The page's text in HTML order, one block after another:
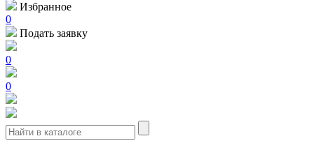
Избранное
0
Подать заявку
0
0